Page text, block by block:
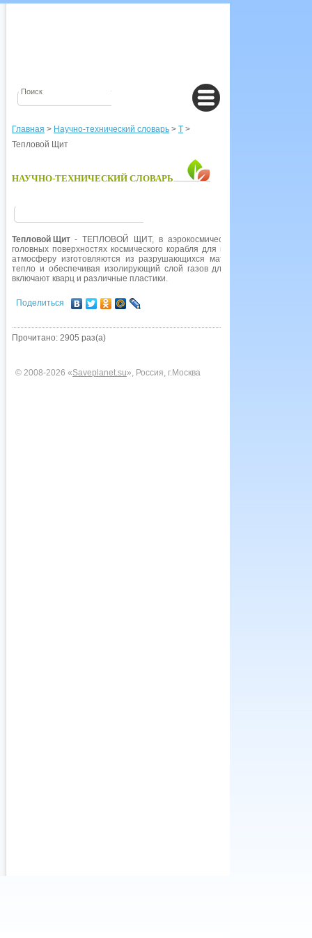
Главная > Научно-технический словарь > Т >
Тепловой Щит
НАУЧНО-ТЕХНИЧЕСКИЙ СЛОВАРЬ
Тепловой Щит - ТЕПЛОВОЙ ЩИТ, в аэрокосмических технологиях -
головных поверхностях космического корабля для поглощения или
атмосферу изготовляются из разрушающихся материалов, которые
тепло и обеспечивая изолирующий слой газов для защиты
включают кварц и различные пластики.
Поделиться
Прочитано: 2905 раз(а)
© 2008-2026 «Saveplanet.su», Россия, г.Москва